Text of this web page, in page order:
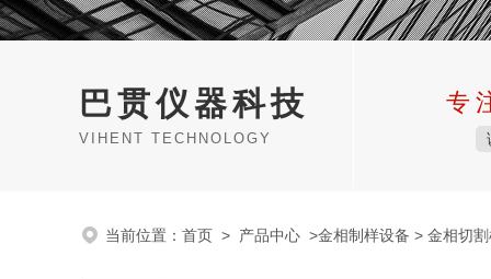
巴贯仪器科技
VIHENT TECHNOLOGY
专
当前位置： 首页 > 产品中心 >金相制样设备 > 金相切